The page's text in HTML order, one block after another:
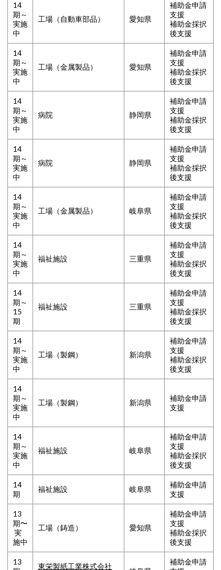
14
期～
実施
中
工場（自動車部品） 愛知県
補助金申請
支援
補助金採択
後支援
14
期～
実施
中
工場（金属製品） 愛知県
補助金申請
支援
補助金採択
後支援
14
期～
実施
中
病院 静岡県
補助金申請
支援
補助金採択
後支援
14
期～
実施
中
病院 静岡県
補助金申請
支援
補助金採択
後支援
14
期～
実施
中
工場（金属製品） 岐阜県
補助金申請
支援
補助金採択
後支援
14
期～
実施
中
福祉施設 三重県
補助金申請
支援
補助金採択
後支援
14
期～
15
期
福祉施設 三重県
補助金申請
支援
補助金採択
後支援
14
期～
実施
中
工場（製鋼） 新潟県
補助金申請
支援
補助金採択
後支援
14
期～
実施
中
工場（製鋼） 新潟県
補助金申請
支援
14
期～
実施
中
福祉施設 岐阜県
補助金申請
支援
補助金採択
後支援
14
期
福祉施設 岐阜県
補助金申請
支援
13
期〜
実
施中
工場（鋳造） 愛知県
補助金申請
支援
補助金採択
後支援
13
東栄製紙工業株式会社
補助金申請